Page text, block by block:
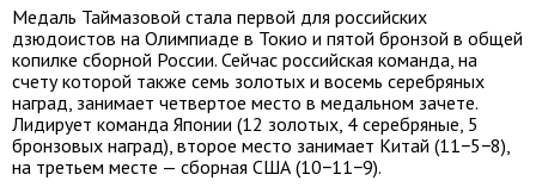
Медаль Таймазовой стала первой для российских
дзюдоистов на Олимпиаде в Токио и пятой бронзой в общей
копилке сборной России. Сейчас российская команда, на
счету которой также семь золотых и восемь серебряных
наград, занимает четвертое место в медальном зачете.
Лидирует команда Японии (12 золотых, 4 серебряные, 5
бронзовых наград), второе место занимает Китай (11−5−8),
на третьем месте — сборная США (10−11−9).